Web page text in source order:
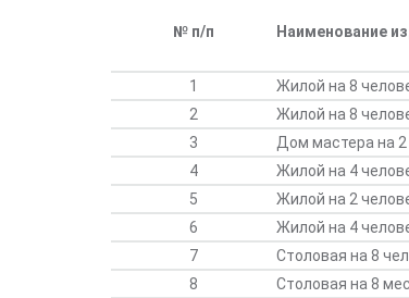
№ п/п Наименование
1
Жилой на 8
2
Жилой на 8
3
Дом мастера на
4
Жилой на 4
5
Жилой на 2
6
Жилой на 4
7
Столовая на 8
8
Столовая на 8